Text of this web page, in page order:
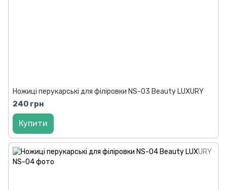
Ножиці перукарські для філіровки NS-03 Beauty LUXURY
240 грн
Купити